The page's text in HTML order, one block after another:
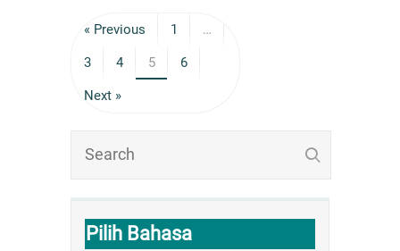
« Previous 1 …
3 4 5 6
Next »
Pilih Bahasa